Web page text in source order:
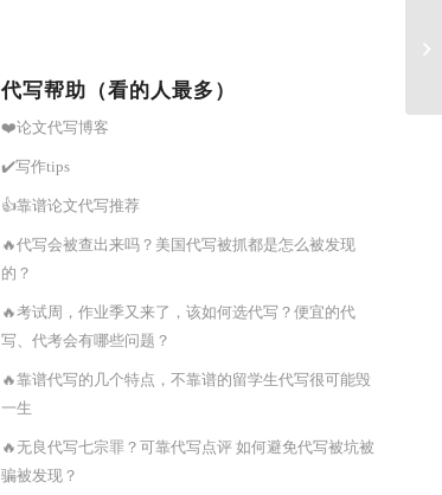
代写帮助（看的人最多）
❤️论文代写博客
✔️写作tips
👍靠谱论文代写推荐
🔥代写会被查出来吗？美国代写被抓都是怎么被发现
的？
🔥考试周，作业季又来了，该如何选代写？便宜的代
写、代考会有哪些问题？
🔥靠谱代写的几个特点，不靠谱的留学生代写很可能毁
一生
🔥无良代写七宗罪？可靠代写点评 如何避免代写被坑被
骗被发现？